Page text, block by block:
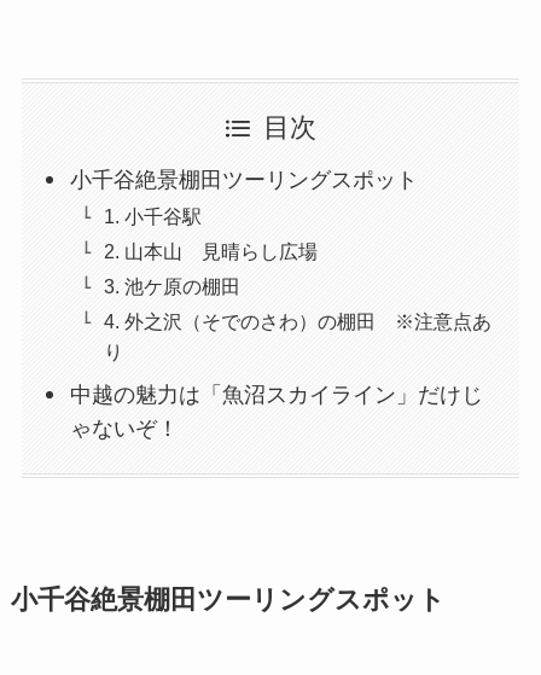
目次
小千谷絶景棚田ツーリングスポット
1. 小千谷駅
2. 山本山 見晴らし広場
3. 池ケ原の棚田
4. 外之沢（そでのさわ）の棚田 ※注意点あ
り
中越の魅力は「魚沼スカイライン」だけじ
ゃないぞ！
小千谷絶景棚田ツーリングスポット